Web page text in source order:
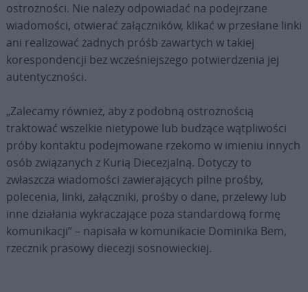
ostrożności. Nie należy odpowiadać na podejrzane
wiadomości, otwierać załączników, klikać w przesłane linki
ani realizować żadnych próśb zawartych w takiej
korespondencji bez wcześniejszego potwierdzenia jej
autentyczności.
„Zalecamy również, aby z podobną ostrożnością
traktować wszelkie nietypowe lub budzące wątpliwości
próby kontaktu podejmowane rzekomo w imieniu innych
osób związanych z Kurią Diecezjalną. Dotyczy to
zwłaszcza wiadomości zawierających pilne prośby,
polecenia, linki, załączniki, prośby o dane, przelewy lub
inne działania wykraczające poza standardową formę
komunikacji” – napisała w komunikacie Dominika Bem,
rzecznik prasowy diecezji sosnowieckiej.